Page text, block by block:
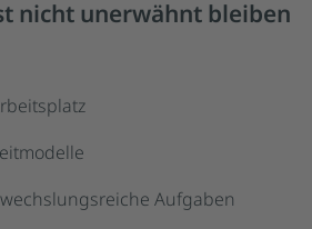
nicht unerwähnt bleiben
Aufgaben